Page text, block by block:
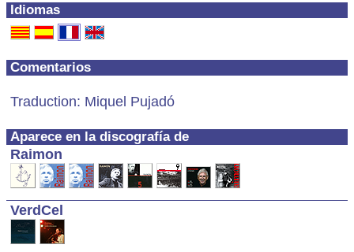
Idiomas
Comentarios
Traduction: Miquel Pujadó
Aparece en la discografía de
Raimon
VerdCel